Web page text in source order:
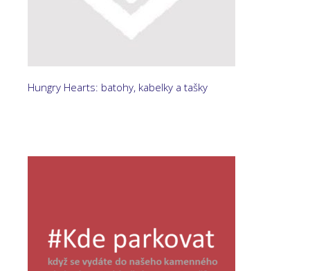
Hungry Hearts: batohy, kabelky a tašky